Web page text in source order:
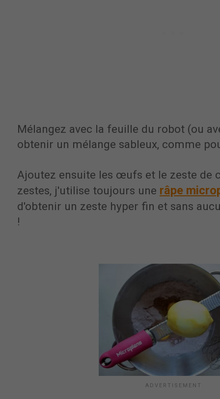
Mélangez avec la feuille du robot (ou
obtenir un mélange sableux, comme
Ajoutez ensuite les œufs et le zeste de
zestes, j'utilise toujours une râpe
d'obtenir un zeste hyper fin et sans
!